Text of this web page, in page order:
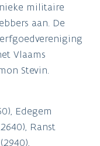
militaire
aan. De
Vlaams
Stevin.
Edegem
Ranst